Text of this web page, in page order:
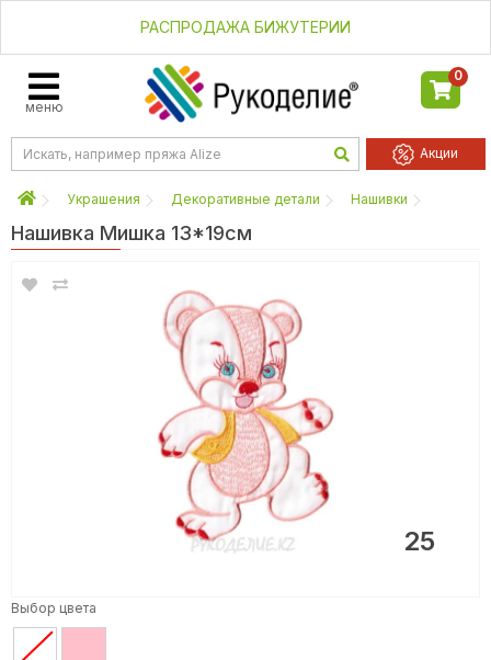
РАСПРОДАЖА БИЖУТЕРИИ
меню
0
Акции
Украшения Декоративные детали Нашивки
Нашивка Мишка 13*19см
25
Выбор цвета